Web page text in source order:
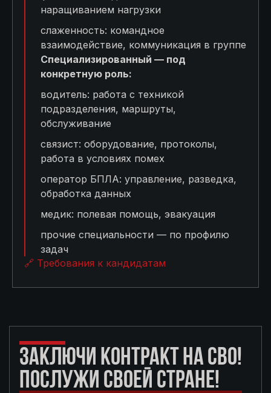
наращиванием нагрузки
слаженность: командное
взаимодействие, коммуникация в группе
Специализированный — под
конкретную роль:
водитель: работа с техникой
подразделения, маршруты,
обслуживание
связист: оборудование, протоколы,
работа в условиях помех
оператор БПЛА: управление, разведка,
обработка данных
медик: полевая помощь, эвакуация
прочие специальности — по профилю
задач
🔗 Требования к кандидатам
ЗАКЛЮЧИ КОНТРАКТ НА СВО!
ПОСЛУЖИ СВОЕЙ СТРАНЕ!